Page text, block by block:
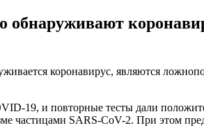
коронавирус, являются
19, и повторные тесты дали
частицами SARS-CoV-2. При этом